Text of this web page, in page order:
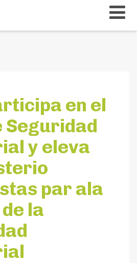
en el
Seguridad
y eleva
par ala
la